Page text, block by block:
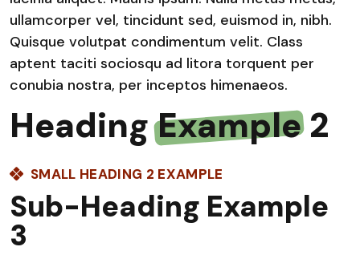
ullamcorper vel, tincidunt sed, euismod in, nibh.
Quisque volutpat condimentum velit. Class
aptent taciti sociosqu ad litora torquent per
conubia nostra, per inceptos himenaeos.
HeadingExample2
SMALL HEADING 2 EXAMPLE
Sub-Heading Example
3